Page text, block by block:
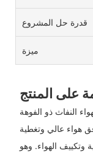
قدرة حل المشروع
ميزة
على المنتج
النفاث ذو الفوهة
هواء عالي وتغطية
وتكييف الهواء. وهو